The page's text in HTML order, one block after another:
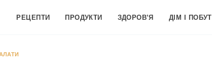
РЕЦЕПТИ ПРОДУКТИ ЗДОРОВ’Я ДІМ І ПОБУТ